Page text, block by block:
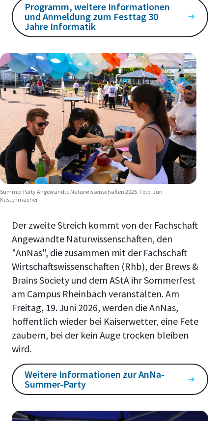
Programm, weitere Informationen
und Anmeldung zum Festtag 30
Jahre Informatik
Summer Party Angewandte Naturwissenschaften 2025. Foto: Juri
Küstenmacher
Der zweite Streich kommt von der Fachschaft
Angewandte Naturwissenschaften, den
"AnNas", die zusammen mit der Fachschaft
Wirtschaftswissenschaften (Rhb), der Brews &
Brains Society und dem AStA ihr Sommerfest
am Campus Rheinbach veranstalten. Am
Freitag, 19. Juni 2026, werden die AnNas,
hoffentlich wieder bei Kaiserwetter, eine Fete
zaubern, bei der kein Auge trocken bleiben
wird.
Weitere Informationen zur AnNa-
Summer-Party